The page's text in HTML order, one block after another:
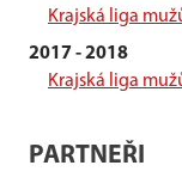
Krajská liga
2017 - 2018
Krajská liga
PARTNEŘI